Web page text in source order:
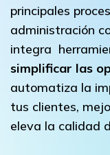
principales
administración
integra
simplificar las
automatiza la
tus clientes,
eleva la calidad